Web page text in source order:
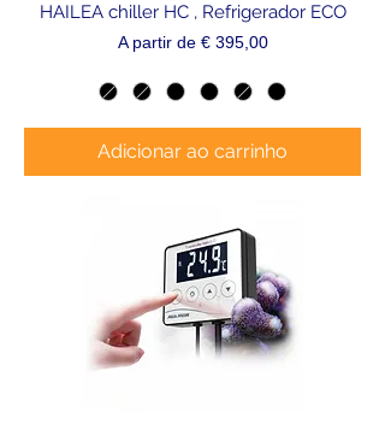
HAILEA chiller HC , Refrigerador ECO
A partir de € 395,00
Preço promocional
Adicionar ao carrinho